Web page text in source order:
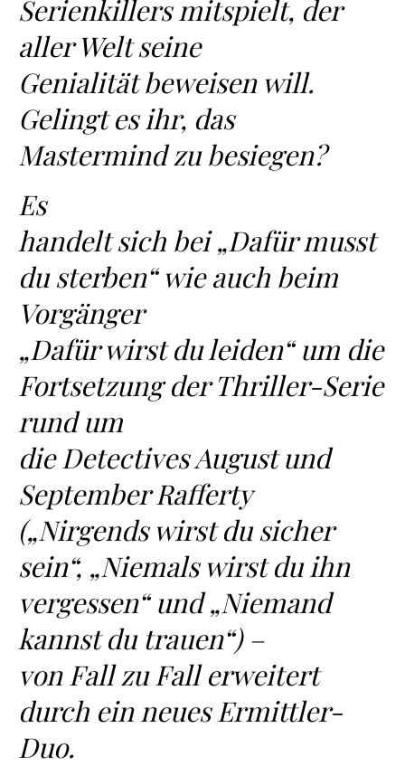
Serienkillers mitspielt, der
aller Welt seine
Genialität beweisen will.
Gelingt es ihr, das
Mastermind zu besiegen?
Es
handelt sich bei „Dafür musst
du sterben“ wie auch beim
Vorgänger
„Dafür wirst du leiden“ um die
Fortsetzung der Thriller-Serie
rund um
die Detectives August und
September Rafferty
(„Nirgends wirst du sicher
sein“, „Niemals wirst du ihn
vergessen“ und „Niemand
kannst du trauen“) –
von Fall zu Fall erweitert
durch ein neues Ermittler-
Duo.